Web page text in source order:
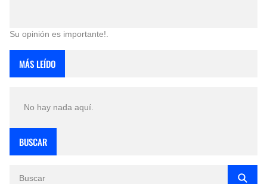
Su opinión es importante!.
MÁS LEÍDO
No hay nada aquí.
BUSCAR